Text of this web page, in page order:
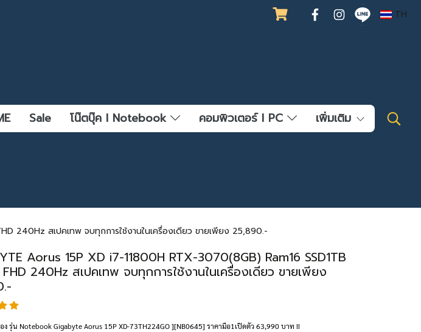
TH
Sale โน๊ตบุ๊ค l Notebook คอมพิวเตอร์ l PC เพิ่มเติม
240Hz สเปคเทพ จบทุกการใช้งานในเครื่องเดียว ขายเพียง 25,890.-
Aorus 15P XD i7-11800H RTX-3070(8GB) Ram16 SSD1TB
FHD 240Hz สเปคเทพ จบทุกการใช้งานในเครื่องเดียว ขายเพียง
รุ่น Notebook Gigabyte Aorus 15P XD-73TH224GO ][NB0645] ราคามือ1เปิดตัว 63,990 บาท !!